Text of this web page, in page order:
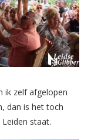
ik zelf afgelopen
dan is het toch
staat.